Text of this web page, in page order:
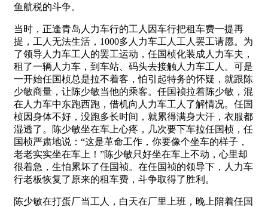
鱼航税的斗争。
当时，正逢青岛人力车行的工人因车行把租车费一提再
提，工人无法生活，1000多人力车工人工人罢工请愿。为
了领导人力车工人的罢工运动，任国桢化装成人力车夫，
租了一辆人力车，到车站、码头去接触人力车工人。可是
一开始任国桢总是拉不着客，怕引起特务的怀疑，就跟陈
少敏商量，让陈少敏当他的乘客。任国祯拉着陈少敏，混
在人力车中东跑西跑，借机向人力车工人了解情况。任国
桢因身体不好，没跑多长时间，就累得满身大汗，衣服都
湿透了。陈少敏坐在车上心疼，几次要下车拉任国桢，任
国桢严肃地说：“这是革命工作，你要像个坐车的样子，
老老实实坐在车上！”陈少敏只好坐在车上不动，心里却
很着急，生怕累坏了任国祯。在任国祯的领导下，人力车
行老板恢复了原来的租车费，斗争取得了胜利。
陈少敏在打蛋厂当工人，白天在厂里上班，晚上陪着任国